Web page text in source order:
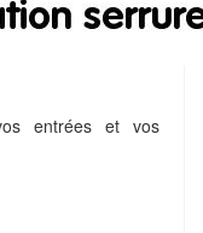
entrées et vos